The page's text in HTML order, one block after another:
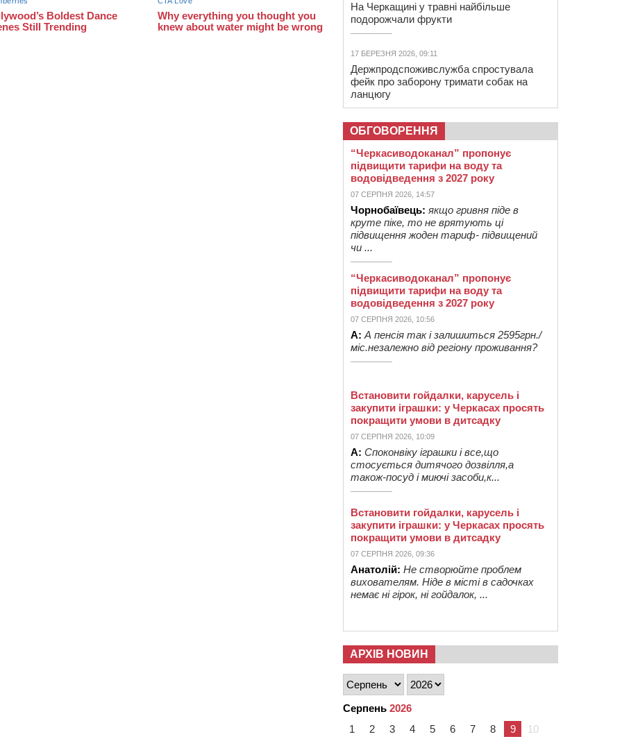
На Черкащині у травні найбільше
подорожчали фрукти
17 БЕРЕЗНЯ 2026, 09:11
Держпродспоживслужба спростувала
фейк про заборону тримати собак на
ланцюгу
ОБГОВОРЕННЯ
“Черкасиводоканал” пропонує
підвищити тарифи на воду та
водовідведення з 2027 року
07 СЕРПНЯ 2026, 14:57
Чорнобаївець: якщо гривня піде в
круте піке, то не врятують ці
підвищення жоден тариф- підвищений
чи ...
“Черкасиводоканал” пропонує
підвищити тарифи на воду та
водовідведення з 2027 року
07 СЕРПНЯ 2026, 10:56
А: А пенсія так і залишиться 2595грн./
міс.незалежно від регіону проживання?
Встановити гойдалки, карусель і
закупити іграшки: у Черкасах просять
покращити умови в дитсадку
07 СЕРПНЯ 2026, 10:09
А: Споконвіку іграшки і все,що
стосується дитячого дозвілля,а
також-посуд і миючі засоби,к...
Встановити гойдалки, карусель і
закупити іграшки: у Черкасах просять
покращити умови в дитсадку
07 СЕРПНЯ 2026, 09:36
Анатолій: Не створюйте проблем
вихователям. Ніде в місті в садочках
немає ні гірок, ні гойдалок, ...
АРХІВ НОВИН
Серпень 2026
1
2 3 4 5 6 7 8 9 10